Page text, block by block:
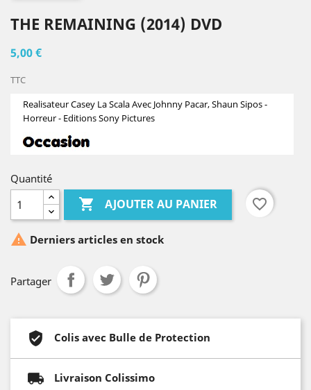
THE REMAINING (2014) DVD
5,00 €
TTC
Realisateur Casey La Scala Avec Johnny Pacar, Shaun Sipos -
Horreur - Editions Sony Pictures
Quantité
 AJOUTER AU PANIER favorite_border
 Derniers articles en stock
Partager
Colis avec Bulle de Protection
Livraison Colissimo